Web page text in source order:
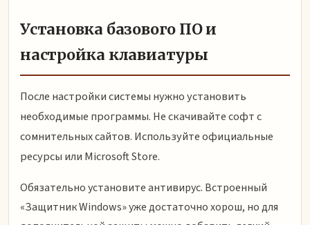
Установка базового ПО и
настройка клавиатуры
После настройки системы нужно установить
необходимые программы. Не скачивайте софт с
сомнительных сайтов. Используйте официальные
ресурсы или Microsoft Store.
Обязательно установите антивирус. Встроенный
«Защитник Windows» уже достаточно хорош, но для